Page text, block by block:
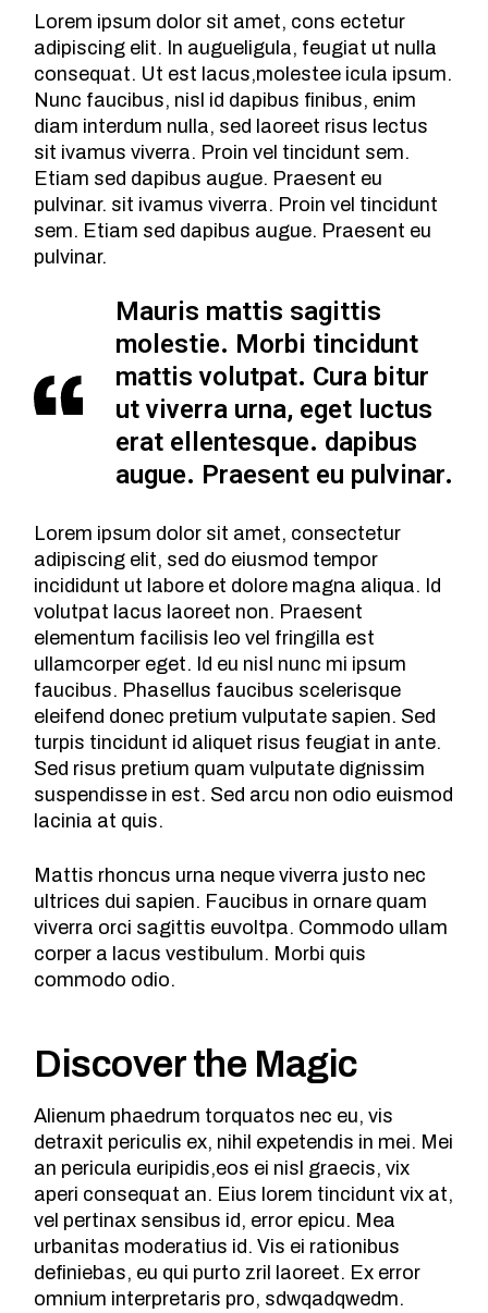
Lorem ipsum dolor sit amet, cons ectetur
adipiscing elit. In augueligula, feugiat ut nulla
consequat. Ut est lacus,molestee icula ipsum.
Nunc faucibus, nisl id dapibus finibus, enim
diam interdum nulla, sed laoreet risus lectus
sit ivamus viverra. Proin vel tincidunt sem.
Etiam sed dapibus augue. Praesent eu
pulvinar. sit ivamus viverra. Proin vel tincidunt
sem. Etiam sed dapibus augue. Praesent eu
pulvinar.
Mauris mattis sagittis
molestie. Morbi tincidunt
mattis volutpat. Cura bitur
ut viverra urna, eget luctus
erat ellentesque. dapibus
augue. Praesent eu pulvinar.
Lorem ipsum dolor sit amet, consectetur
adipiscing elit, sed do eiusmod tempor
incididunt ut labore et dolore magna aliqua. Id
volutpat lacus laoreet non. Praesent
elementum facilisis leo vel fringilla est
ullamcorper eget. Id eu nisl nunc mi ipsum
faucibus. Phasellus faucibus scelerisque
eleifend donec pretium vulputate sapien. Sed
turpis tincidunt id aliquet risus feugiat in ante.
Sed risus pretium quam vulputate dignissim
suspendisse in est. Sed arcu non odio euismod
lacinia at quis.
Mattis rhoncus urna neque viverra justo nec
ultrices dui sapien. Faucibus in ornare quam
viverra orci sagittis euvoltpa. Commodo ullam
corper a lacus vestibulum. Morbi quis
commodo odio.
Discover the Magic
Alienum phaedrum torquatos nec eu, vis
detraxit periculis ex, nihil expetendis in mei. Mei
an pericula euripidis,eos ei nisl graecis, vix
aperi consequat an. Eius lorem tincidunt vix at,
vel pertinax sensibus id, error epicu. Mea
urbanitas moderatius id. Vis ei rationibus
definiebas, eu qui purto zril laoreet. Ex error
omnium interpretaris pro, sdwqadqwedm.